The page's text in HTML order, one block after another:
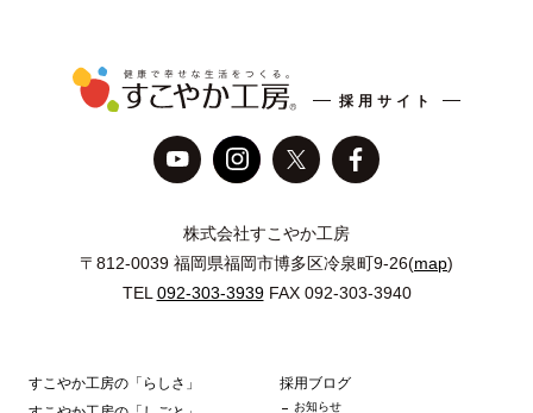
採用サイト
株式会社すこやか工房
〒812-0039 福岡県福岡市博多区冷泉町9-26(map)
TEL 092-303-3939FAX 092-303-3940
すこやか工房の「らしさ」
採用ブログ
お知らせ